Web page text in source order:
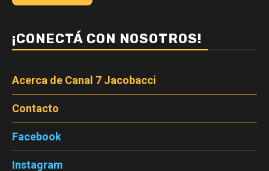
¡CONECTÁ CON NOSOTROS!
Acerca de Canal 7 Jacobacci
Contacto
Facebook
Instagram